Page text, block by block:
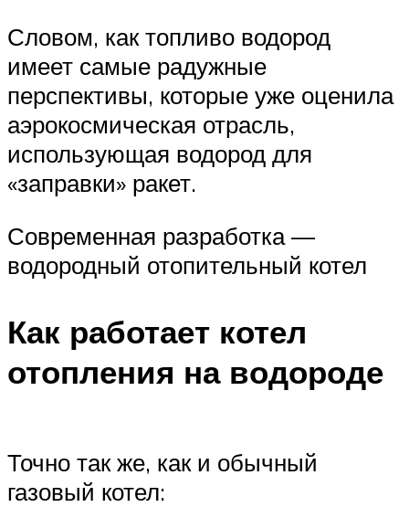
Словом, как топливо водород
имеет самые радужные
перспективы, которые уже оценила
аэрокосмическая отрасль,
использующая водород для
«заправки» ракет.
Современная разработка —
водородный отопительный котел
Как работает котел
отопления на водороде
Точно так же, как и обычный
газовый котел: